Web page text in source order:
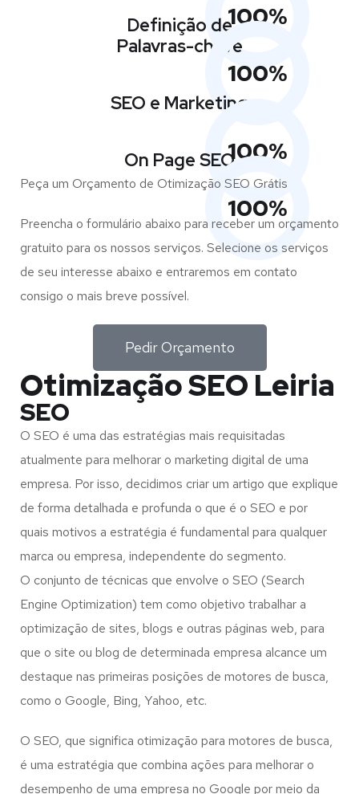
100%
100%
Definição de
Palavras-chave
100%
SEO e Marketing
100%
On Page SEO
Peça um Orçamento de Otimização SEO Grátis
Preencha o formulário abaixo para receber um orçamento
gratuito para os nossos serviços. Selecione os serviços
de seu interesse abaixo e entraremos em contato
consigo o mais breve possível.
Pedir Orçamento
Otimização SEO Leiria
SEO
O SEO é uma das estratégias mais requisitadas
atualmente para melhorar o marketing digital de uma
empresa. Por isso, decidimos criar um artigo que explique
de forma detalhada e profunda o que é o SEO e por
quais motivos a estratégia é fundamental para qualquer
marca ou empresa, independente do segmento.
O conjunto de técnicas que envolve o SEO (Search
Engine Optimization) tem como objetivo trabalhar a
optimização de sites, blogs e outras páginas web, para
que o site ou blog de determinada empresa alcance um
destaque nas primeiras posições de motores de busca,
como o Google, Bing, Yahoo, etc.
O SEO, que significa otimização para motores de busca,
é uma estratégia que combina ações para melhorar o
desempenho de uma empresa no Google por meio da